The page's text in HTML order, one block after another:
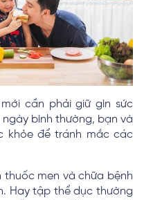
cần phải giữ gìn sức
bình thường, bạn và
khỏe để tránh mắc các
thuốc men và chữa bệnh
Hay tập thể dục thường